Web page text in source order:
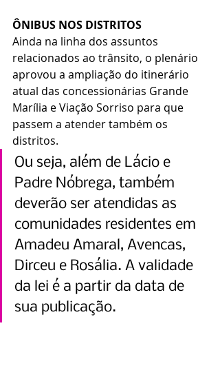
ÔNIBUS NOS DISTRITOS
Ainda na linha dos assuntos
relacionados ao trânsito, o plenário
aprovou a ampliação do itinerário
atual das concessionárias Grande
Marília e Viação Sorriso para que
passem a atender também os
distritos.
Ou seja, além de Lácio e
Padre Nóbrega, também
deverão ser atendidas as
comunidades residentes em
Amadeu Amaral, Avencas,
Dirceu e Rosália. A validade
da lei é a partir da data de
sua publicação.